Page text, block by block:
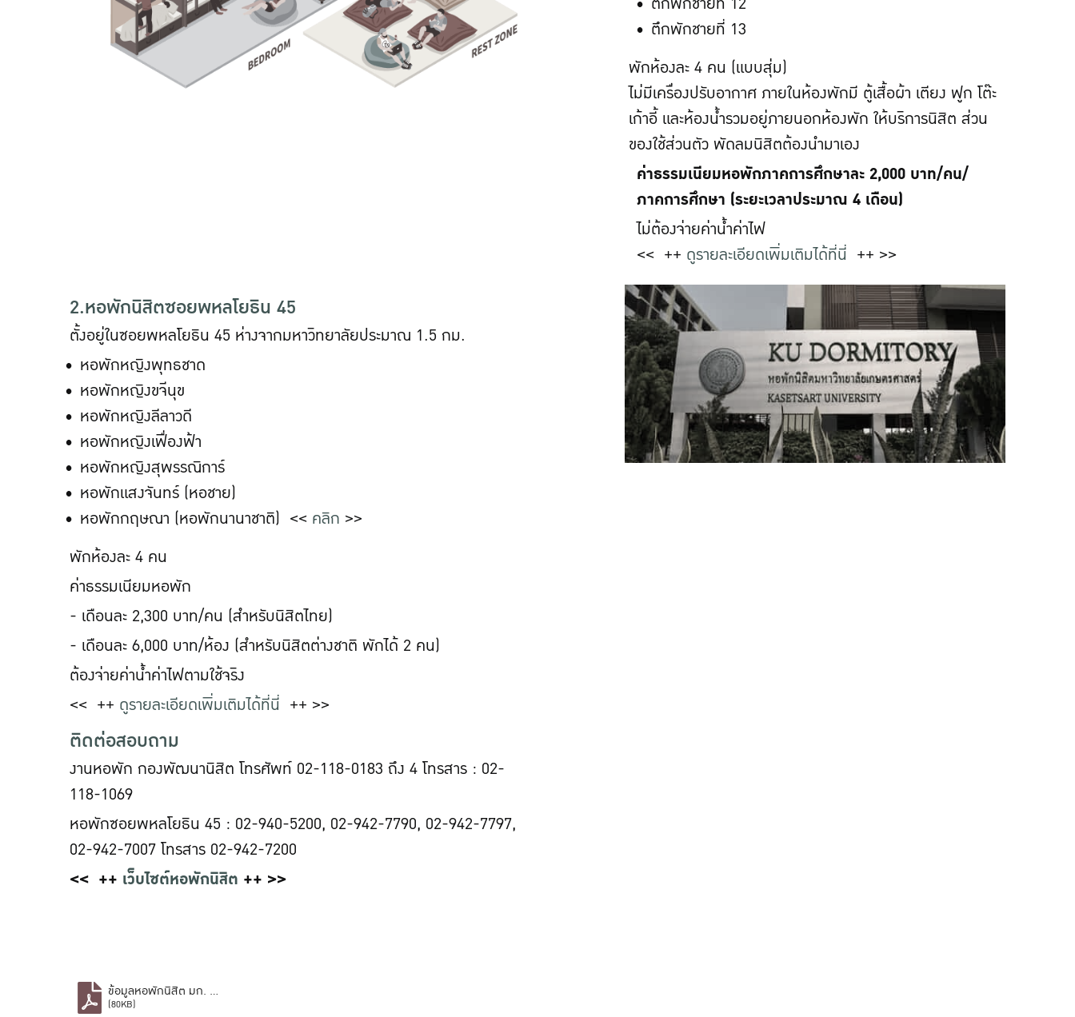
ตึกพักชายที่ 13
พักห้องละ 4 คน (แบบสุ่ม)
ไม่มีเครื่องปรับอากาศ ภายในห้องพักมี ตู้เสื้อผ้า เตียง ฟูก โต๊ะ
เก้าอี้ และห้องน้ำรวมอยู่ภายนอกห้องพัก ให้บริการนิสิต ส่วน
ของใช้ส่วนตัว พัดลมนิสิตต้องนำมาเอง
ค่าธรรมเนียมหอพักภาคการศึกษาละ 2,000 บาท/คน/
ภาคการศึกษา (ระยะเวลาประมาณ 4 เดือน)
ไม่ต้องจ่ายค่าน้ำค่าไฟ
<< ++ ดูรายละเอียดเพิ่มเติมได้ที่นี่ ++ >>
2.หอพักนิสิตซอยพหลโยธิน 45
ตั้งอยู่ในซอยพหลโยธิน 45 ห่างจากมหาวิทยาลัยประมาณ 1.5 กม.
หอพักหญิงพุทธชาด
หอพักหญิงขจีนุข
หอพักหญิงลีลาวดี
หอพักหญิงเฟื่องฟ้า
หอพักหญิงสุพรรณิการ์
หอพักแสงจันทร์ (หอชาย)
หอพักกฤษณา (หอพักนานาชาติ) << คลิก >>
พักห้องละ 4 คน
ค่าธรรมเนียมหอพัก
- เดือนละ 2,300 บาท/คน (สำหรับนิสิตไทย)
- เดือนละ 6,000 บาท/ห้อง (สำหรับนิสิตต่างชาติ พักได้ 2 คน)
ต้องจ่ายค่าน้ำค่าไฟตามใช้จริง
<< ++ ดูรายละเอียดเพิ่มเติมได้ที่นี่ ++ >>
ติดต่อสอบถาม
งานหอพัก กองพัฒนานิสิต โทรศัพท์ 02-118-0183 ถึง 4 โทรสาร : 02-
118-1069
หอพักซอยพหลโยธิน 45 : 02-940-5200, 02-942-7790, 02-942-7797,
02-942-7007 โทรสาร 02-942-7200
<< ++ เว็บไซต์หอพักนิสิต ++ >>
ข้อมูลหอพักนิสิต มก. บางเขน.pdf
(80KB)